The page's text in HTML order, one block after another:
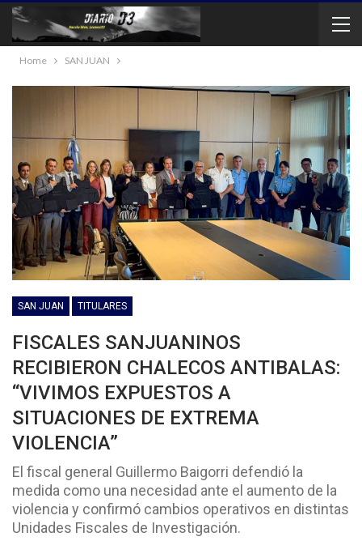
Home SAN JUAN
SAN JUAN TITULARES
FISCALES SANJUANINOS
RECIBIERON CHALECOS ANTIBALAS:
“VIVIMOS EXPUESTOS A
SITUACIONES DE EXTREMA
VIOLENCIA”
El fiscal general Guillermo Baigorri defendió la
medida como una necesidad ante el aumento de la
violencia y confirmó cambios operativos en distintas
Unidades Fiscales de Investigación.